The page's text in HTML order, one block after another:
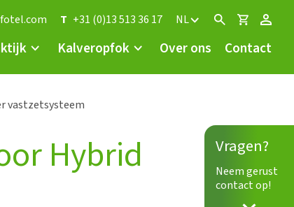
T +31 (0)13 513 36 17 NL
Kalveropfok Over ons Contact
vastzetsysteem
Vragen?
Neem gerust
contact op!
Hybrid